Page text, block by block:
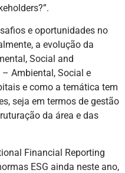
e oportunidades no
a evolução da
Social and
– Ambiental, Social e
e como a temática tem
seja em termos de gestão
da área e das
Financial Reporting
ESG ainda neste ano,